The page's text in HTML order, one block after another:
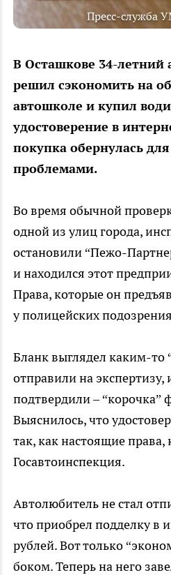
Пресс-служба
В Осташкове 34-летний
решил сэкономить на
автошколе и купил
удостоверение в
покупка обернулась
проблемами.
Во время обычной
одной из улиц города,
остановили “Пежо-
и находился этот
Права, которые он
у полицейских
Бланк выглядел каким-то
отправили на экспертизу,
подтвердили – “корочка”
Выяснилось, что
так, как настоящие
Госавтоинспекция.
Автолюбитель не стал
что приобрел подделку в
рублей. Вот только
боком. Теперь на него